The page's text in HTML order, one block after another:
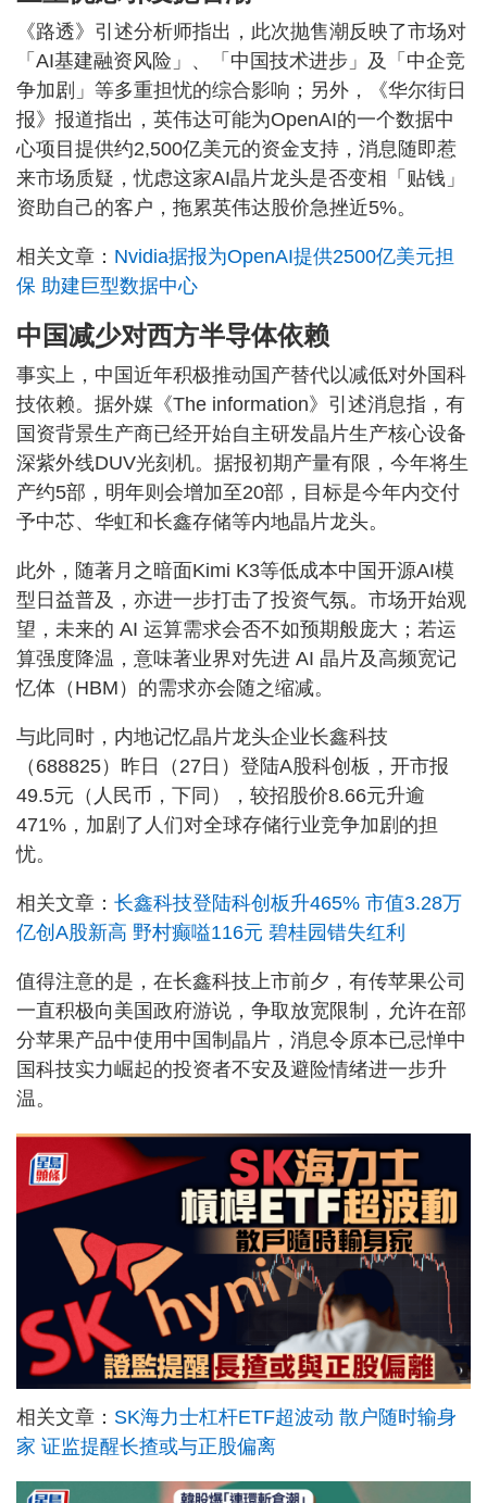
《路透》引述分析师指出，此次抛售潮反映了市场对
「AI基建融资风险」、「中国技术进步」及「中企竞
争加剧」等多重担忧的综合影响；另外，《华尔街日
报》报道指出，英伟达可能为OpenAI的一个数据中
心项目提供约2,500亿美元的资金支持，消息随即惹
来市场质疑，忧虑这家AI晶片龙头是否变相「贴钱」
资助自己的客户，拖累英伟达股价急挫近5%。
相关文章： Nvidia据报为OpenAI提供2500亿美元担
保 助建巨型数据中心
中国减少对西方半导体依赖
事实上，中国近年积极推动国产替代以减低对外国科
技依赖。据外媒《The information》引述消息指，有
国资背景生产商已经开始自主研发晶片生产核心设备
深紫外线DUV光刻机。据报初期产量有限，今年将生
产约5部，明年则会增加至20部，目标是今年内交付
予中芯、华虹和长鑫存储等内地晶片龙头。
此外，随著月之暗面Kimi K3等低成本中国开源AI模
型日益普及，亦进一步打击了投资气氛。市场开始观
望，未来的 AI 运算需求会否不如预期般庞大；若运
算强度降温，意味著业界对先进 AI 晶片及高频宽记
忆体（HBM）的需求亦会随之缩减。
与此同时，内地记忆晶片龙头企业长鑫科技
（688825）昨日（27日）登陆A股科创板，开市报
49.5元（人民币，下同），较招股价8.66元升逾
471%，加剧了人们对全球存储行业竞争加剧的担
忧。
相关文章： 长鑫科技登陆科创板升465% 市值3.28万
亿创A股新高 野村癫嗌116元 碧桂园错失红利
值得注意的是，在长鑫科技上市前夕，有传苹果公司
一直积极向美国政府游说，争取放宽限制，允许在部
分苹果产品中使用中国制晶片，消息令原本已忌惮中
国科技实力崛起的投资者不安及避险情绪进一步升
温。
相关文章： SK海力士杠杆ETF超波动 散户随时输身
家 证监提醒长揸或与正股偏离